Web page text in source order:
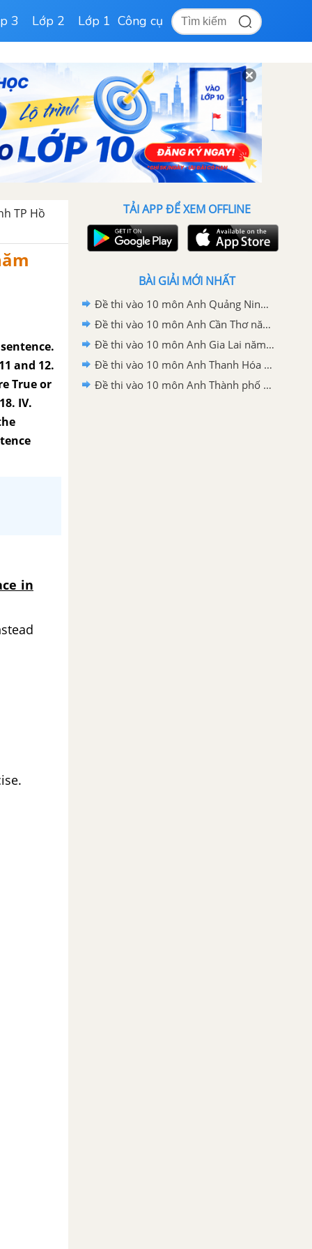
3 Lớp 2 Lớp 1 Công cụ
TP Hồ
and 12.
True or
IV.
in
TẢI APP ĐỂ XEM OFFLINE
BÀI GIẢI MỚI NHẤT
Đề thi vào 10 môn Anh Quảng Ninh năm 2026
Đề thi vào 10 môn Anh Cần Thơ năm 2026
Đề thi vào 10 môn Anh Gia Lai năm 2026
Đề thi vào 10 môn Anh Thanh Hóa năm 2026
Đề thi vào 10 môn Anh Thành phố Hồ Chí Minh năm 2026